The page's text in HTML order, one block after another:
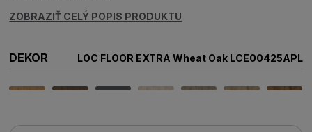
ZOBRAZIŤ CELÝ POPIS PRODUKTU
DEKOR LOC FLOOR EXTRA Wheat Oak LCE00425APL